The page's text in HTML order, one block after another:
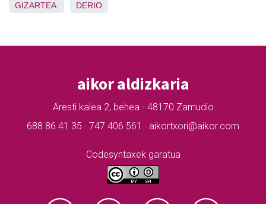
GIZARTEA DERIO
aikor aldizkaria
Aresti kalea 2, behea - 48170 Zamudio
688 86 41 35 · 747 406 561 · aikortxori@aikor.com
Codesyntaxek garatua